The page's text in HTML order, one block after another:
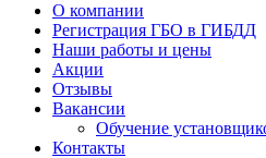
О компании
Регистрация ГБО в ГИБДД
Наши работы и цены
Акции
Отзывы
Вакансии
Обучение
Контакты